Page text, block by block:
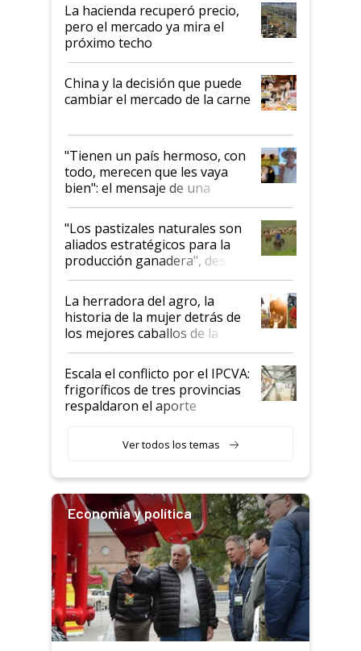
La hacienda recuperó precio,
pero el mercado ya mira el
próximo techo
China y la decisión que puede
cambiar el mercado de la carne
"Tienen un país hermoso, con
todo, merecen que les vaya
bien": el mensaje de una
ganadera uruguaya sobre las
oportunidades que se abren
para el agro en Argentina, con
foco en la carne
"Los pastizales naturales son
aliados estratégicos para la
producción ganadera", destaca
la iniciativa que ya reúne a 46
establecimientos en Argentina
La herradora del agro, la
historia de la mujer detrás de
los mejores caballos de la
Argentina y los mitos que
todavía hacen sufrir a estos
animales: "Mientras me
descalificaban, yo seguí
haciendo currículum"
Escala el conflicto por el IPCVA:
frigoríficos de tres provincias
respaldaron el aporte
Ver todos los temas
Economía y política